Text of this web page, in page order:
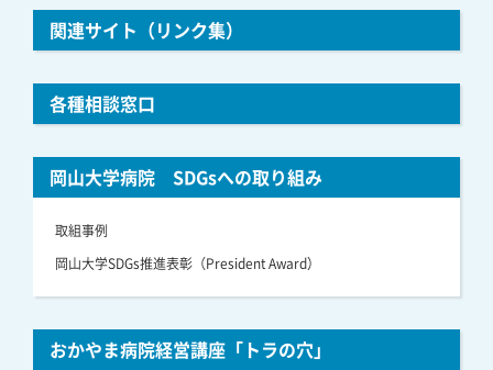
関連サイト（リンク集）
各種相談窓口
岡山大学病院 SDGsへの取り組み
取組事例
岡山大学SDGs推進表彰（President Award）
おかやま病院経営講座「トラの穴」